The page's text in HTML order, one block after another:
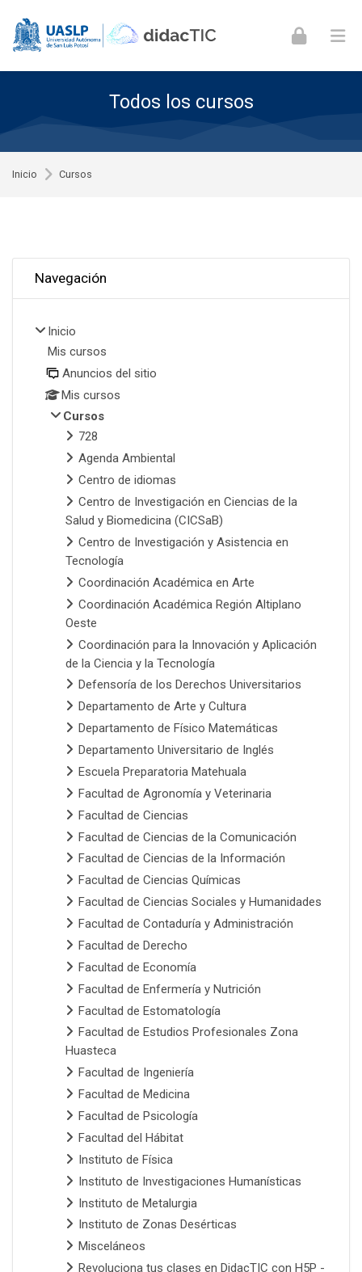
Todos los cursos
Inicio Cursos
Navegación
Inicio
Mis cursos
Anuncios del sitio
Mis cursos
Cursos
728
Agenda Ambiental
Centro de idiomas
Centro de Investigación en Ciencias de la
Salud y Biomedicina (CICSaB)
Centro de Investigación y Asistencia en
Tecnología
Coordinación Académica en Arte
Coordinación Académica Región Altiplano
Oeste
Coordinación para la Innovación y Aplicación
de la Ciencia y la Tecnología
Defensoría de los Derechos Universitarios
Departamento de Arte y Cultura
Departamento de Físico Matemáticas
Departamento Universitario de Inglés
Escuela Preparatoria Matehuala
Facultad de Agronomía y Veterinaria
Facultad de Ciencias
Facultad de Ciencias de la Comunicación
Facultad de Ciencias de la Información
Facultad de Ciencias Químicas
Facultad de Ciencias Sociales y Humanidades
Facultad de Contaduría y Administración
Facultad de Derecho
Facultad de Economía
Facultad de Enfermería y Nutrición
Facultad de Estomatología
Facultad de Estudios Profesionales Zona
Huasteca
Facultad de Ingeniería
Facultad de Medicina
Facultad de Psicología
Facultad del Hábitat
Instituto de Física
Instituto de Investigaciones Humanísticas
Instituto de Metalurgia
Instituto de Zonas Desérticas
Misceláneos
Revoluciona tus clases en DidacTIC con H5P -